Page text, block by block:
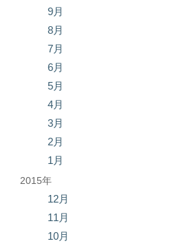
9月
8月
7月
6月
5月
4月
3月
2月
1月
2015年
12月
11月
10月